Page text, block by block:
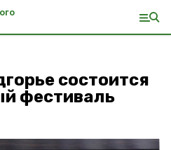
состоится
фестиваль